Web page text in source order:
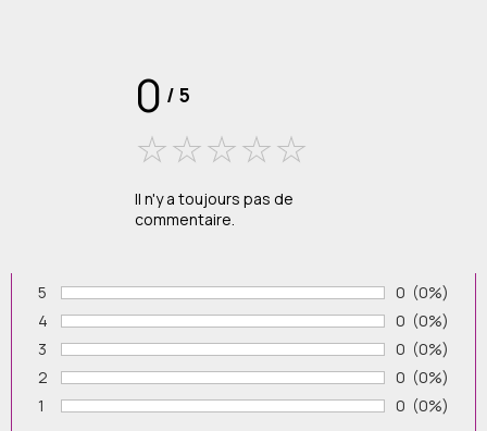
0 / 5
Il n'y a toujours pas de
commentaire.
Vote :
5 Nombre de
0 (0%)
Vote :
4 Nombre de
0 (0%)
Vote :
3 Nombre de
0 (0%)
Vote :
2 Nombre de
0 (0%)
Vote :
1 Nombre de
0 (0%)